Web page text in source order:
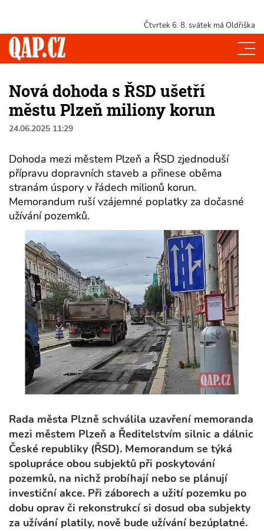
Čtvrtek 6. 8. svátek má Oldřiška
Nová dohoda s ŘSD ušetří
městu Plzeň miliony korun
24.06.2025 11:29
Dohoda mezi městem Plzeň a ŘSD zjednoduší
přípravu dopravních staveb a přinese oběma
stranám úspory v řádech milionů korun.
Memorandum ruší vzájemné poplatky za dočasné
užívání pozemků.
Rada města Plzně schválila uzavření memoranda
mezi městem Plzeň a Ředitelstvím silnic a dálnic
České republiky (ŘSD). Memorandum se týká
spolupráce obou subjektů při poskytování
pozemků, na nichž probíhají nebo se plánují
investiční akce. Při záborech a užití pozemku po
dobu oprav či rekonstrukcí si dosud oba subjekty
za užívání platily, nově bude užívání bezúplatné.